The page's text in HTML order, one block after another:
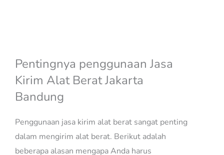
Pentingnya penggunaan Jasa
Kirim Alat Berat Jakarta
Bandung
Penggunaan jasa kirim alat berat sangat penting
dalam mengirim alat berat. Berikut adalah
beberapa alasan mengapa Anda harus